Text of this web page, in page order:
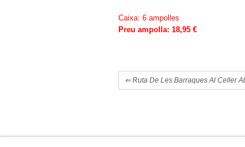
Caixa: 6 ampolles
Preu ampolla: 18,95 €
⇐Ruta De Les Barraques Al Celler